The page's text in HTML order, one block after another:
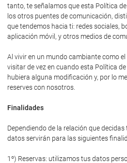
tanto, te señalamos que esta Política
los otros puentes de comunicación,
que tendemos hacia ti: redes sociales,
aplicación móvil, y otros medios de
Al vivir en un mundo cambiante como
visitar de vez en cuando esta Política
hubiera alguna modificación y, por lo
reserves con nosotros.
Finalidades
Dependiendo de la relación que
datos servirán para las siguientes
1º) Reservas: utilizamos tus datos